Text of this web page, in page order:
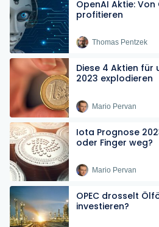
OpenAI Aktie:
profitieren
Thomas Pentzek
Diese 4 Aktien für
2023 explodieren
Mario Pervan
Iota Prognose
oder Finger weg?
Mario Pervan
OPEC drosselt
investieren?